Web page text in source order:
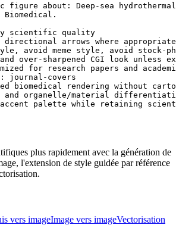
about: Deep-sea
scientific quality
arrows where appropriate
avoid meme style, avoid stock-
over-sharpened CGI look unless
for research papers and
journal-covers
biomedical rendering without
and organelle/material
accent palette while retaining
plus rapidement avec la génération de
l'extension de style guidée par référence
vers imageImage vers imageVectorisation